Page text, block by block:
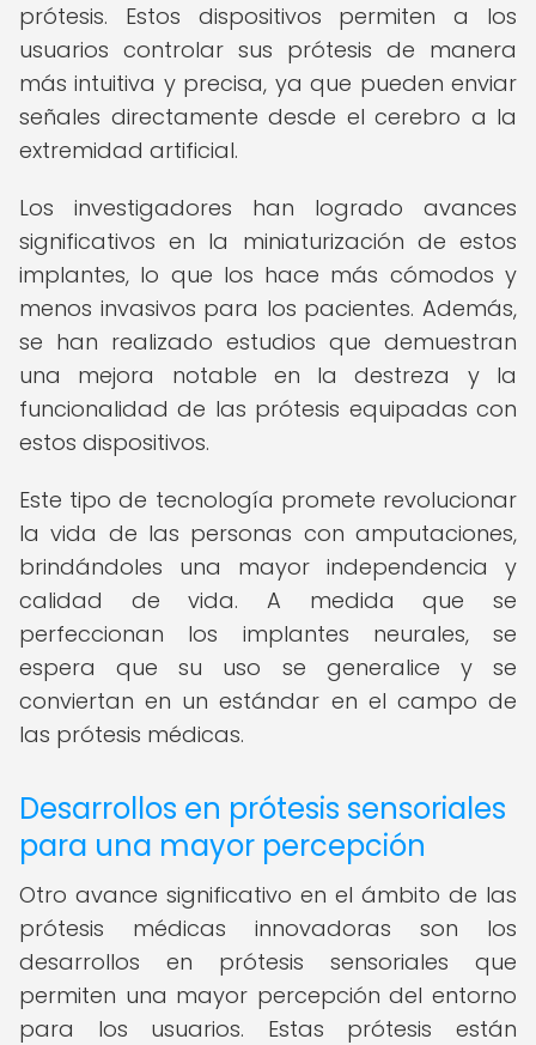
prótesis. Estos dispositivos permiten a los
usuarios controlar sus prótesis de manera
más intuitiva y precisa, ya que pueden enviar
señales directamente desde el cerebro a la
extremidad artificial.
Los investigadores han logrado avances
significativos en la miniaturización de estos
implantes, lo que los hace más cómodos y
menos invasivos para los pacientes. Además,
se han realizado estudios que demuestran
una mejora notable en la destreza y la
funcionalidad de las prótesis equipadas con
estos dispositivos.
Este tipo de tecnología promete revolucionar
la vida de las personas con amputaciones,
brindándoles una mayor independencia y
calidad de vida. A medida que se
perfeccionan los implantes neurales, se
espera que su uso se generalice y se
conviertan en un estándar en el campo de
las prótesis médicas.
Desarrollos en prótesis sensoriales
para una mayor percepción
Otro avance significativo en el ámbito de las
prótesis médicas innovadoras son los
desarrollos en prótesis sensoriales que
permiten una mayor percepción del entorno
para los usuarios. Estas prótesis están